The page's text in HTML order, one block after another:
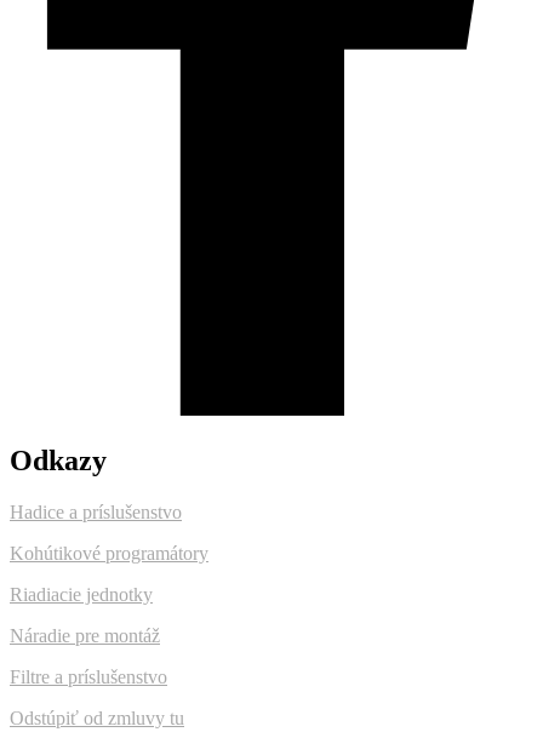
Odkazy
Hadice a príslušenstvo
Kohútikové programátory
Riadiacie jednotky
Náradie pre montáž
Filtre a príslušenstvo
Odstúpiť od zmluvy tu